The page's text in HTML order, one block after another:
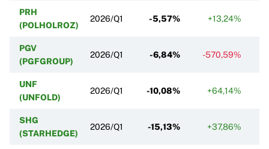
PRH
(POLHOLROZ)
2026/Q1 -5,57% +13,24%
PGV
(PGFGROUP)
2026/Q1 -6,84% -570,59%
UNF
(UNFOLD)
2026/Q1 -10,08% +64,14%
SHG
(STARHEDGE)
2026/Q1 -15,13% +37,86%